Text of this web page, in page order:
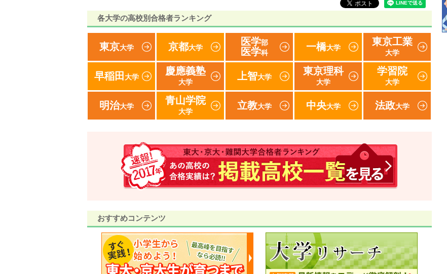
各大学の高校別合格者ランキング
東京大学 京都大学
医学部
医学科
一橋大学
東京工業
大学
早稲田 大学
慶應義塾
大学
上智大学
東京理科
大学
学習院
大学
明治大学
青山学院
大学
立教大学 中央大学 法政大学
おすすめコンテンツ